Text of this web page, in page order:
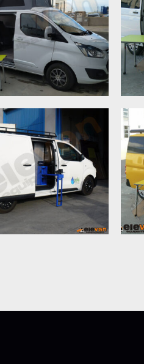
Custom
corta MJ19
Expert L3-H1